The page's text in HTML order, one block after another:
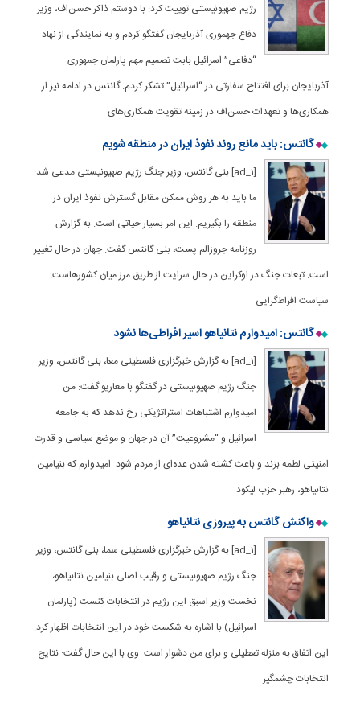
رژیم صهیونیستی توییت کرد: با دوستم ذاکر حسن‌اف، وزیر
دفاع جهموری آذربایجان گفتگو کردم و به نمایندگی از نهاد
“دفاعی” اسرائیل بابت تصمیم مهم پارلمان جمهوری
آذربایجان برای افتتاح سفارتی در “اسرائیل” تشکر کردم. گانتس در ادامه نیز از
همکاری‌ها و تعهدات حسن‌اف در زمینه تقویت همکاری‌های
گانتس: باید مانع روند نفوذ ایران در منطقه شویم
[ad_1] بنی گانتس، وزیر جنگ رژیم صهیونیستی مدعی شد:
ما باید به هر روش ممکن مقابل گسترش نفوذ ایران در
منطقه را بگیریم. این امر بسیار حیاتی است. به گزارش
روزنامه جروزالم پست، بنی گانتس گفت: جهان در حال تغییر
است. تبعات جنگ در اوکراین در حال سرایت از طریق مرز میان کشورهاست.
سیاست افراط‌گرایی
گانتس: امیدوارم نتانیاهو اسیر افراطی‌ها نشود
[ad_1] به گزارش خبرگزاری فلسطینی معا، بنی گانتس، وزیر
جنگ رژیم صهیونیستی در گفتگو با معاریو گفت: من
امیدوارم اشتباهات استراتژیکی رخ ندهد که به جامعه
اسرائیل و “مشروعیت” آن در جهان و موضع سیاسی و قدرت
امنیتی لطمه بزند و باعث کشته شدن عده‌ای از مردم شود. امیدوارم که بنیامین
نتانیاهو، رهبر حزب لیکود
واکنش گانتس به پیروزی نتانیاهو
[ad_1] به گزارش خبرگزاری فلسطینی سما، بنی گانتس، وزیر
جنگ رژیم صهیونیستی و رقیب اصلی بنیامین نتانیاهو،
نخست وزیر اسبق این رژیم در انتخابات کِنست (پارلمان
اسرائیل) با اشاره به شکست خود در این انتخابات اظهار کرد:
این اتفاق به منزله تعطیلی و برای من دشوار است. وی با این حال گفت: نتایج
انتخابات چشمگیر